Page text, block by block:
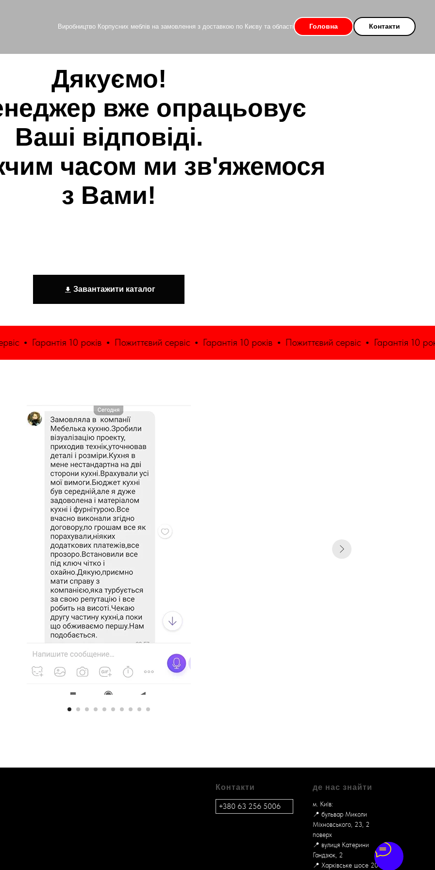
Виробництво Корпусних меблів на замовлення з доставкою по Києву та області Головна Контакти
Дякуємо!
вже опрацьовує
Ваші відповіді.
часом ми зв'яжемося
з Вами!
Завантажити каталог
Гарантія 10 років Пожиттєвий сервіс Гарантія 10 років Пожиттєвий сервіс Гарантія 10 років
Контакти
+380 63 256 5006
де нас знайти
м. Київ:
📍 бульвар Миколи
Міхновського, 23, 2
поверх
📍 вулиця Катерини
Гандзюк, 2
📍 Харківське шосе 201-